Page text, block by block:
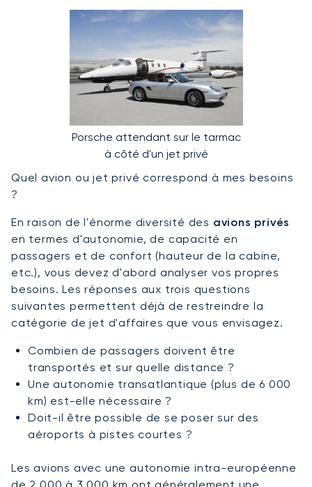
Porsche attendant sur le tarmac
à côté d'un jet privé
Quel avion ou jet privé correspond à mes besoins
?
En raison de l'énorme diversité des avions privés
en termes d'autonomie, de capacité en
passagers et de confort (hauteur de la cabine,
etc.), vous devez d'abord analyser vos propres
besoins. Les réponses aux trois questions
suivantes permettent déjà de restreindre la
catégorie de jet d'affaires que vous envisagez.
Combien de passagers doivent être
transportés et sur quelle distance ?
Une autonomie transatlantique (plus de 6 000
km) est-elle nécessaire ?
Doit-il être possible de se poser sur des
aéroports à pistes courtes ?
Les avions avec une autonomie intra-européenne